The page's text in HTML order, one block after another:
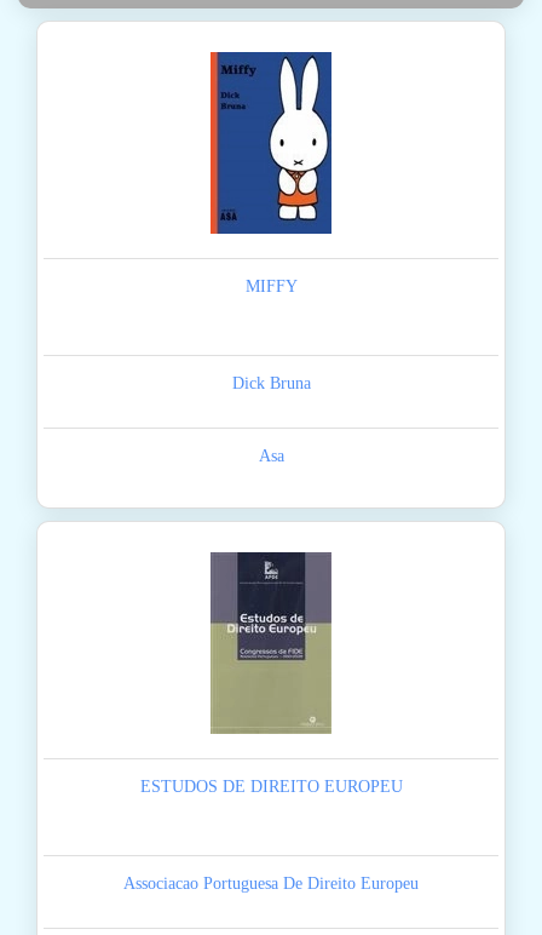
MIFFY
Dick Bruna
Asa
ESTUDOS DE DIREITO EUROPEU
Associacao Portuguesa De Direito Europeu